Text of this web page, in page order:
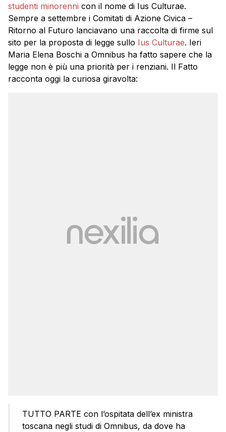
studenti minorenni con il nome di Ius Culturae.
Sempre a settembre i Comitati di Azione Civica –
Ritorno al Futuro lanciavano una raccolta di firme sul
sito per la proposta di legge sullo Ius Culturae. Ieri
Maria Elena Boschi a Omnibus ha fatto sapere che la
legge non è più una priorità per i renziani. Il Fatto
racconta oggi la curiosa giravolta:
TUTTO PARTE con l’ospitata dell’ex ministra
toscana negli studi di Omnibus, da dove ha